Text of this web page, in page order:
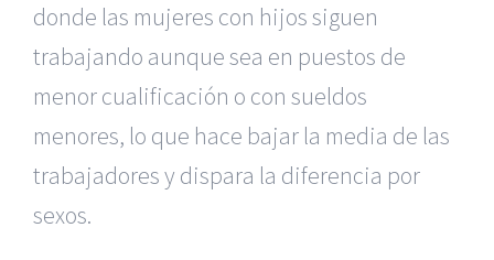
donde las mujeres con hijos siguen
trabajando aunque sea en puestos de
menor cualificación o con sueldos
menores, lo que hace bajar la media de las
trabajadores y dispara la diferencia por
sexos.